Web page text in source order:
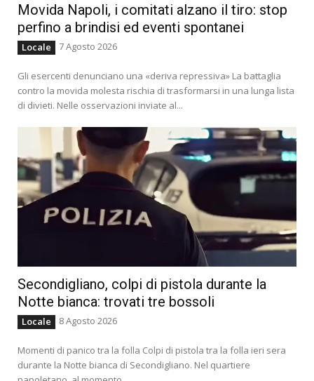
Movida Napoli, i comitati alzano il tiro: stop
perfino a brindisi ed eventi spontanei
Locale 7 Agosto 2026
Gli esercenti denunciano una «deriva repressiva» La battaglia
contro la movida molesta rischia di trasformarsi in una lunga lista
di divieti. Nelle osservazioni inviate al...
Secondigliano, colpi di pistola durante la
Notte bianca: trovati tre bossoli
Locale 8 Agosto 2026
Momenti di panico tra la folla Colpi di pistola tra la folla ieri sera
durante la Notte bianca di Secondigliano. Nel quartiere